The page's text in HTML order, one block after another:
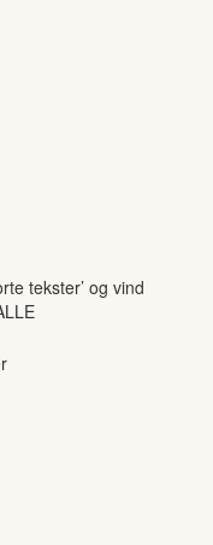
tekster’ og vind